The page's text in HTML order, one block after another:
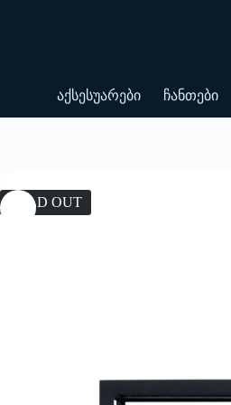
აქსესუარები ჩანთები
SOLD OUT